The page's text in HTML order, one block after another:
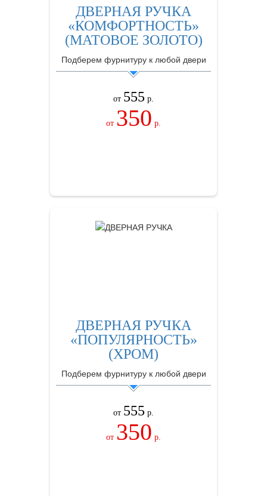
ДВЕРНАЯ РУЧКА
«КОМФОРТНОСТЬ»
(МАТОВОЕ ЗОЛОТО)
Подберем фурнитуру к любой двери
от 555 р.
от 350 р.
ДВЕРНАЯ РУЧКА
«ПОПУЛЯРНОСТЬ»
(ХРОМ)
Подберем фурнитуру к любой двери
от 555 р.
от 350 р.